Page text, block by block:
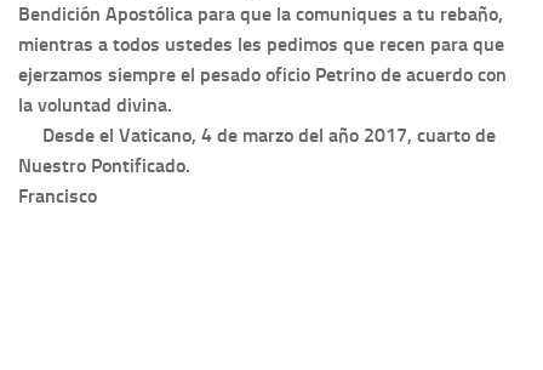
Bendición Apostólica para que la comuniques a tu rebaño,
mientras a todos ustedes les pedimos que recen para que
ejerzamos siempre el pesado oficio Petrino de acuerdo con
la voluntad divina.
Desde el Vaticano, 4 de marzo del año 2017, cuarto de
Nuestro Pontificado.
Francisco